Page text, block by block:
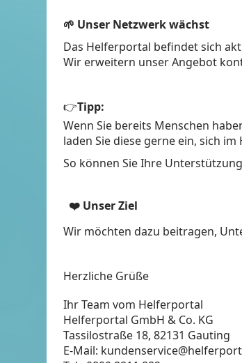
🌱 Unser Netzwerk wächst
Das Helferportal befindet sich
Wir erweitern unser Angebot
👉Tipp:
Wenn Sie bereits Menschen
laden Sie diese gerne ein, sich
So können Sie Ihre
❤️ Unser Ziel
Wir möchten dazu beitragen,
Herzliche Grüße
Ihr Team vom Helferportal
Helferportal GmbH & Co. KG
Tassilostraße 18, 82131 Gauting
E-Mail: